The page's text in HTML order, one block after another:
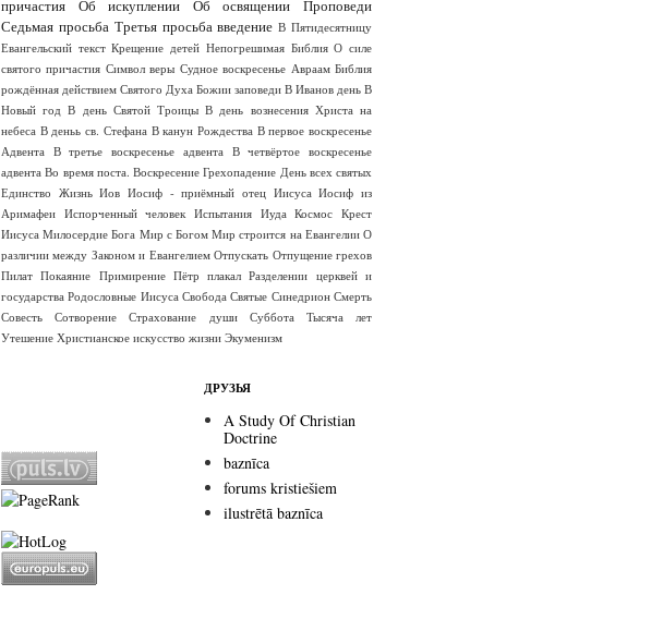
причастия
Об искуплении Об освящении
Проповеди
Седьмая просьба Третья просьба введение В Пятидесятницу
Евангельский текст Крещение детей Непогрешимая Библия О силе
святого причастия Символ веры Судное воскресенье Авраам Библия
рождённая действием Святого Духа Божии заповеди В Иванов день В
Новый год В день Святой Троицы В день вознесения Христа на
небеса В деньь св. Стефана В канун Рождества В первое воскресенье
Адвента В третье воскресенье адвента В четвёртое воскресенье
адвента Во время поста. Воскресение Грехопадение День всех святых
Единство Жизнь Иов Иосиф - приёмный отец Иисуса Иосиф из
Аримафеи Испорченный человек Испытания Иуда Космос Крест
Иисуса Милосердие Бога Мир с Богом Мир строится на Евангелии О
различии между Законом и Евангелием Отпускать Отпущение грехов
Пилат Покаяние Примирение Пётр плакал Разделении церквей и
государства Родословные Иисуса Свобода Святые Синедрион Смерть
Совесть
Сотворение Страхование души Суббота
Тысяча лет
Утешение Христианское искусство жизни Экуменизм
ДРУЗЬЯ
A Study Of Christian
Doctrine
baznīca
forums kristiešiem
ilustrētā baznīca